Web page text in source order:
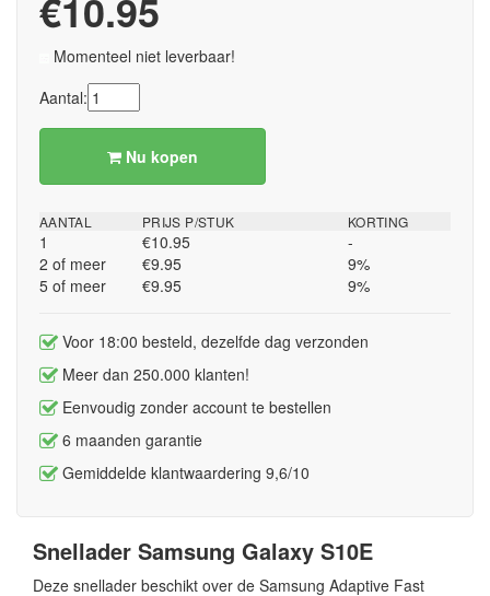
Momenteel niet leverbaar!
Aantal:
Nu kopen
AANTAL
1
2 of meer
5 of meer
PRIJS P/STUK
€10.95
€9.95
€9.95
KORTING
-
9%
9%
Voor 18:00 besteld, dezelfde dag verzonden
Meer dan 250.000 klanten!
Eenvoudig zonder account te bestellen
6 maanden garantie
Gemiddelde klantwaardering 9,6/10
Snellader Samsung Galaxy S10E
Deze snellader beschikt over de Samsung Adaptive Fast